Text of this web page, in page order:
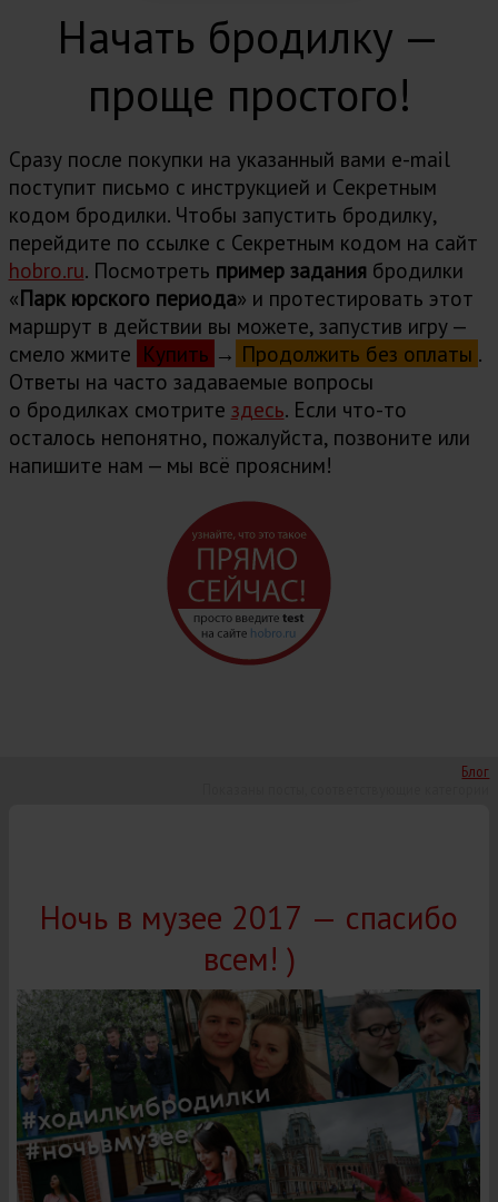
Начать бродилку —
проще простого!
Сразу после покупки на указанный вами e-mail
поступит письмо с инструкцией и Cекретным
кодом бродилки. Чтобы запустить бродилку,
перейдите по ссылке с Секретным кодом на сайт
hobro.ru. Посмотреть пример задания бродилки
«Парк юрского периода» и протестировать этот
маршрут в действии вы можете, запустив игру —
смело жмите Купить → Продолжить без оплаты .
Ответы на часто задаваемые вопросы
о бродилках cмотрите здесь. Если что-то
осталось непонятно, пожалуйста, позвоните или
напишите нам — мы всё проясним!
Блог
Ночь в музее 2017 — спасибо
всем! )